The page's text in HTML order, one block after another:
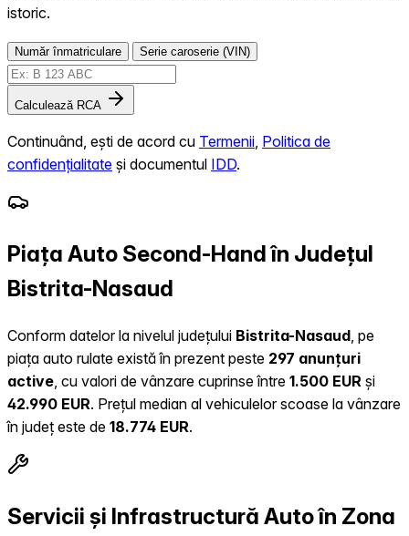
istoric.
Număr înmatriculare Serie caroserie (VIN)
Calculează RCA
Continuând, ești de acord cu Termenii Politica de
confidențialitate și documentul IDD.
Piața Auto Second-Hand în Județul
Bistrita-Nasaud
Conform datelor la nivelul județului Bistrita-Nasaud , pe
piața auto rulate există în prezent peste 297 anunțuri
active , cu valori de vânzare cuprinse între 1.500 EUR și
42.990 EUR. Prețul median al vehiculelor scoase la vânzare
în județ este de 18.774 EUR.
Servicii și Infrastructură Auto în Zona